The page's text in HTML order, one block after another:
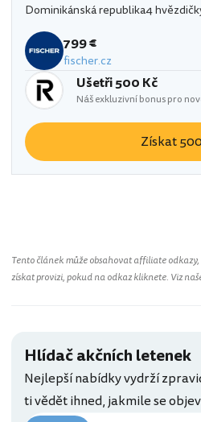
Dominikánská republika4
799 €
fischer.cz
Ušetři 500 Kč
Náš exkluzivní bonus pro
Získat
Tento článek může obsahovat affiliate
získat provizi, pokud na odkaz kliknete. Viz
Hlídač akčních letenek
Nejlepší nabídky vydrží
ti vědět ihned, jakmile se